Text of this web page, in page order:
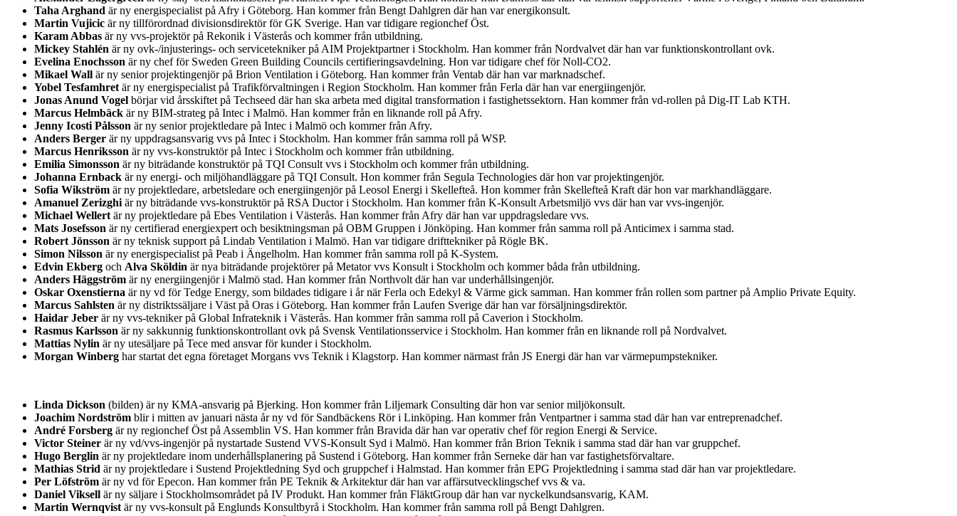
Taha Arghand är ny energispecialist på Afry i Göteborg. Han kommer från Bengt Dahlgren där han var energikonsult.
Martin Vujicic är ny tillförordnad divisionsdirektör för GK Sverige. Han var tidigare regionchef Öst.
Karam Abbas är ny vvs-projektör på Rekonik i Västerås och kommer från utbildning.
Mickey Stahlén är ny ovk-/injusterings- och servicetekniker på AIM Projektpartner i Stockholm. Han kommer från Nordvalvet där han var funktionskontrollant ovk.
Evelina Enochsson är ny chef för Sweden Green Building Councils certifieringsavdelning. Hon var tidigare chef för Noll-CO2.
Mikael Wall är ny senior projektingenjör på Brion Ventilation i Göteborg. Han kommer från Ventab där han var marknadschef.
Yobel Tesfamhret är ny energispecialist på Trafikförvaltningen i Region Stockholm. Han kommer från Ferla där han var energiingenjör.
Jonas Anund Vogel börjar vid årsskiftet på Techseed där han ska arbeta med digital transformation i fastighetssektorn. Han kommer från vd-rollen på Dig-IT Lab KTH.
Marcus Helmbäck är ny BIM-strateg på Intec i Malmö. Han kommer från en liknande roll på Afry.
Jenny Icosti Pålsson är ny senior projektledare på Intec i Malmö och kommer från Afry.
Anders Berger är ny uppdragsansvarig vvs på Intec i Stockholm. Han kommer från samma roll på WSP.
Marcus Henriksson är ny vvs-konstruktör på Intec i Stockholm och kommer från utbildning.
Emilia Simonsson är ny biträdande konstruktör på TQI Consult vvs i Stockholm och kommer från utbildning.
Johanna Ernback är ny energi- och miljöhandläggare på TQI Consult. Hon kommer från Segula Technologies där hon var projektingenjör.
Sofia Wikström är ny projektledare, arbetsledare och energiingenjör på Leosol Energi i Skellefteå. Hon kommer från Skellefteå Kraft där hon var markhandläggare.
Amanuel Zerizghi är ny biträdande vvs-konstruktör på RSA Ductor i Stockholm. Han kommer från K-Konsult Arbetsmiljö vvs där han var vvs-ingenjör.
Michael Wellert är ny projektledare på Ebes Ventilation i Västerås. Han kommer från Afry där han var uppdragsledare vvs.
Mats Josefsson är ny certifierad energiexpert och besiktningsman på OBM Gruppen i Jönköping. Han kommer från samma roll på Anticimex i samma stad.
Robert Jönsson är ny teknisk support på Lindab Ventilation i Malmö. Han var tidigare drifttekniker på Rögle BK.
Simon Nilsson är ny energispecialist på Peab i Ängelholm. Han kommer från samma roll på K-System.
Edvin Ekberg och Alva Sköldin är nya biträdande projektörer på Metator vvs Konsult i Stockholm och kommer båda från utbildning.
Anders Häggström är ny energiingenjör i Malmö stad. Han kommer från Northvolt där han var underhållsingenjör.
Oskar Oxenstierna är ny vd för Tedge Energy, som bildades tidigare i år när Ferla och Edekyl & Värme gick samman. Han kommer från rollen som partner på Amplio Private Equity.
Marcus Sahlsten är ny distriktssäljare i Väst på Oras i Göteborg. Han kommer från Laufen Sverige där han var försäljningsdirektör.
Haidar Jeber är ny vvs-tekniker på Global Infrateknik i Västerås. Han kommer från samma roll på Caverion i Stockholm.
Rasmus Karlsson är ny sakkunnig funktionskontrollant ovk på Svensk Ventilationsservice i Stockholm. Han kommer från en liknande roll på Nordvalvet.
Mattias Nylin är ny utesäljare på Tece med ansvar för kunder i Stockholm.
Morgan Winberg har startat det egna företaget Morgans vvs Teknik i Klagstorp. Han kommer närmast från JS Energi där han var värmepumpstekniker.
Linda Dickson (bilden) är ny KMA-ansvarig på Bjerking. Hon kommer från Liljemark Consulting där hon var senior miljökonsult.
Joachim Nordström blir i mitten av januari nästa år ny vd för Sandbäckens Rör i Linköping. Han kommer från Ventpartner i samma stad där han var entreprenadchef.
André Forsberg är ny regionchef Öst på Assemblin VS. Han kommer från Bravida där han var operativ chef för region Energi & Service.
Victor Steiner är ny vd/vvs-ingenjör på nystartade Sustend VVS-Konsult Syd i Malmö. Han kommer från Brion Teknik i samma stad där han var gruppchef.
Hugo Berglin är ny projektledare inom underhållsplanering på Sustend i Göteborg. Han kommer från Serneke där han var fastighetsförvaltare.
Mathias Strid är ny projektledare i Sustend Projektledning Syd och gruppchef i Halmstad. Han kommer från EPG Projektledning i samma stad där han var projektledare.
Per Löfström är ny vd för Epecon. Han kommer från PE Teknik & Arkitektur där han var affärsutvecklingschef vvs & va.
Daniel Viksell är ny säljare i Stockholmsområdet på IV Produkt. Han kommer från FläktGroup där han var nyckelkundsansvarig, KAM.
Martin Wernqvist är ny vvs-konsult på Englunds Konsultbyrå i Stockholm. Han kommer från samma roll på Bengt Dahlgren.